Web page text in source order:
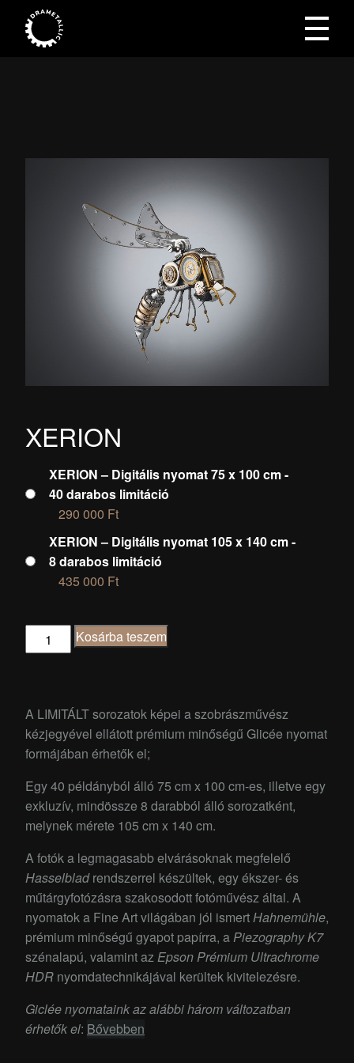
XERION
XERION – Digitális nyomat 75 x 100 cm -
40 darabos limitáció
290 000 Ft
XERION – Digitális nyomat 105 x 140 cm -
8 darabos limitáció
435 000 Ft
XERION
mennyiség
Kosárba teszem
A LIMITÁLT sorozatok képei a szobrászművész
kézjegyével ellátott prémium minőségű Glicée nyomat
formájában érhetők el;
Egy 40 példányból álló 75 cm x 100 cm-es, illetve egy
exkluzív, mindössze 8 darabból álló sorozatként,
melynek mérete 105 cm x 140 cm.
A fotók a legmagasabb elvárásoknak megfelelő
Hasselbladrendszerrel készültek, egy ékszer- és
műtárgyfotózásra szakosodott fotóművész által. A
nyomatok a Fine Art világában jól ismertHahnemühle,
prémium minőségű gyapot papírra, aPiezography K7
szénalapú, valamint azEpson Prémium Ultrachrome
HDR nyomdatechnikájával kerültek kivitelezésre.
Giclée nyomataink az alábbi három változatban
érhetők el: Bővebben